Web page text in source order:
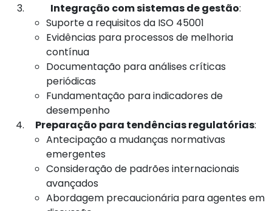
Integração com sistemas de gestão:
Suporte a requisitos da ISO 45001
Evidências para processos de melhoria
contínua
Documentação para análises críticas
periódicas
Fundamentação para indicadores de
desempenho
Preparação para tendências regulatórias:
Antecipação a mudanças normativas
emergentes
Consideração de padrões internacionais
avançados
Abordagem precaucionária para agentes em